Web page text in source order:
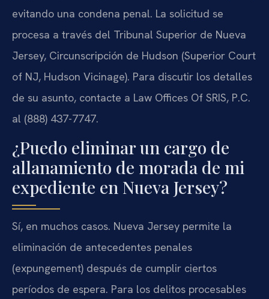
evitando una condena penal. La solicitud se
procesa a través del Tribunal Superior de Nueva
Jersey, Circunscripción de Hudson (Superior Court
of NJ, Hudson Vicinage). Para discutir los detalles
de su asunto, contacte a Law Offices Of SRIS, P.C.
al (888) 437-7747.
¿Puedo eliminar un cargo de
allanamiento de morada de mi
expediente en Nueva Jersey?
Sí, en muchos casos. Nueva Jersey permite la
eliminación de antecedentes penales
(expungement) después de cumplir ciertos
períodos de espera. Para los delitos procesables